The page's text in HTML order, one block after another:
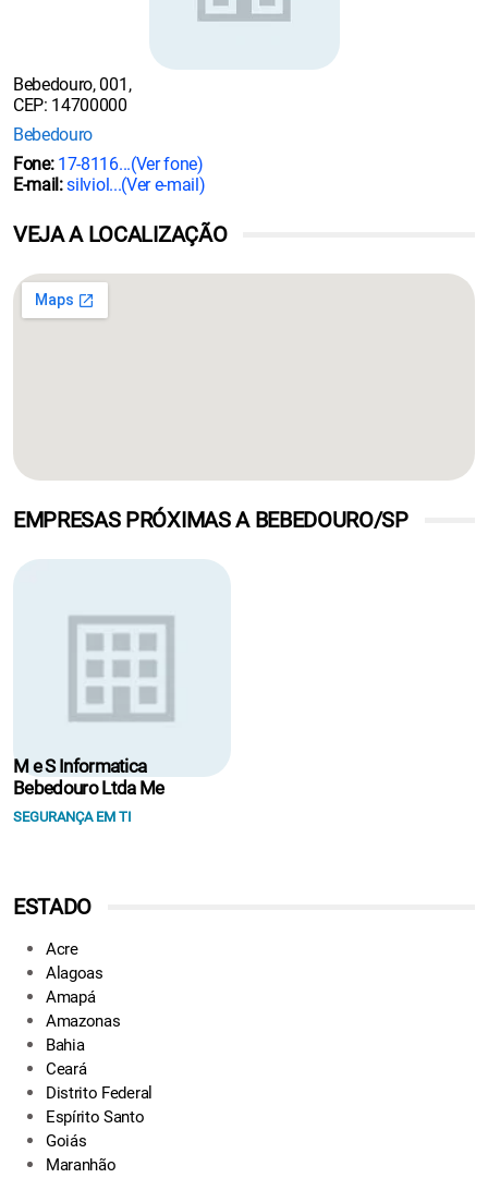
Bebedouro, 001,
CEP: 14700000
Bebedouro
Fone: 17-8116...(Ver fone)
E-mail:silviol...(Ver e-mail)
VEJA A LOCALIZAÇÃO
EMPRESAS PRÓXIMAS A BEBEDOURO/SP
M e S Informatica
Bebedouro Ltda Me
SEGURANÇA EM TI
ESTADO
Acre
Alagoas
Amapá
Amazonas
Bahia
Ceará
Distrito Federal
Espírito Santo
Goiás
Maranhão